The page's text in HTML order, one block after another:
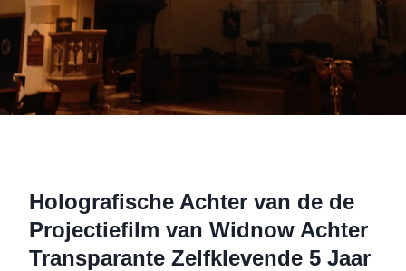
Holografische Achter van de de
Projectiefilm van Widnow Achter
Transparante Zelfklevende 5 Jaar